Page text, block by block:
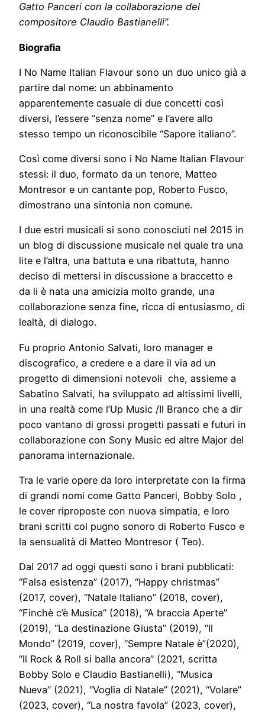
Gatto Panceri con la collaborazione del
compositore Claudio Bastianelli”.
Biografia
I No Name Italian Flavour sono un duo unico già a
partire dal nome: un abbinamento
apparentemente casuale di due concetti così
diversi, l’essere “senza nome” e l’avere allo
stesso tempo un riconoscibile “Sapore italiano”.
Così come diversi sono i No Name Italian Flavour
stessi: il duo, formato da un tenore, Matteo
Montresor e un cantante pop, Roberto Fusco,
dimostrano una sintonia non comune.
I due estri musicali si sono conosciuti nel 2015 in
un blog di discussione musicale nel quale tra una
lite e l’altra, una battuta e una ribattuta, hanno
deciso di mettersi in discussione a braccetto e
da li è nata una amicizia molto grande, una
collaborazione senza fine, ricca di entusiasmo, di
lealtà, di dialogo.
Fu proprio Antonio Salvati, loro manager e
discografico, a credere e a dare il via ad un
progetto di dimensioni notevoli che, assieme a
Sabatino Salvati, ha sviluppato ad altissimi livelli,
in una realtà come l’Up Music /Il Branco che a dir
poco vantano di grossi progetti passati e futuri in
collaborazione con Sony Music ed altre Major del
panorama internazionale.
Tra le varie opere da loro interpretate con la firma
di grandi nomi come Gatto Panceri, Bobby Solo ,
le cover riproposte con nuova simpatia, e loro
brani scritti col pugno sonoro di Roberto Fusco e
la sensualità di Matteo Montresor ( Teo).
Dal 2017 ad oggi questi sono i brani pubblicati:
“Falsa esistenza” (2017), “Happy christmas”
(2017, cover), “Natale Italiano” (2018, cover),
“Finchè c’è Musica” (2018), “A braccia Aperte”
(2019), “La destinazione Giusta” (2019), “Il
Mondo” (2019, cover), “Sempre Natale è”(2020),
“Il Rock & Roll si balla ancora” (2021, scritta
Bobby Solo e Claudio Bastianelli), “Musica
Nueva” (2021), “Voglia di Natale” (2021), “Volare”
(2023, cover), “La nostra favola” (2023, cover),